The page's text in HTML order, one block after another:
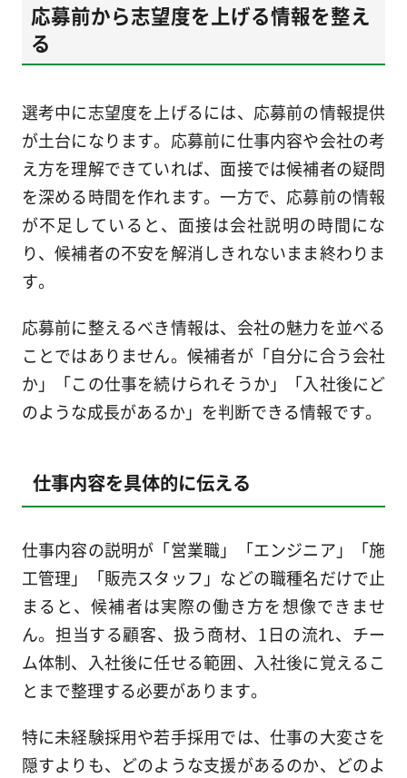
応募前から志望度を上げる情報を整え
る
選考中に志望度を上げるには、応募前の情報提供
が土台になります。応募前に仕事内容や会社の考
え方を理解できていれば、面接では候補者の疑問
を深める時間を作れます。一方で、応募前の情報
が不足していると、面接は会社説明の時間にな
り、候補者の不安を解消しきれないまま終わりま
す。
応募前に整えるべき情報は、会社の魅力を並べる
ことではありません。候補者が「自分に合う会社
か」「この仕事を続けられそうか」「入社後にど
のような成長があるか」を判断できる情報です。
仕事内容を具体的に伝える
仕事内容の説明が「営業職」「エンジニア」「施
工管理」「販売スタッフ」などの職種名だけで止
まると、候補者は実際の働き方を想像できませ
ん。担当する顧客、扱う商材、1日の流れ、チー
ム体制、入社後に任せる範囲、入社後に覚えるこ
とまで整理する必要があります。
特に未経験採用や若手採用では、仕事の大変さを
隠すよりも、どのような支援があるのか、どのよ